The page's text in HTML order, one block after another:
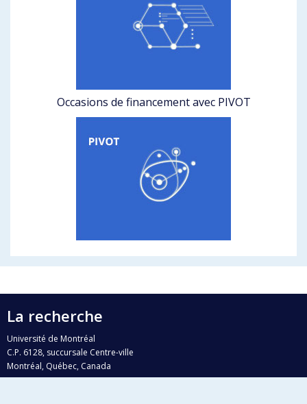
Occasions de financement avec PIVOT
La recherche
Université de Montréal
C.P. 6128, succursale Centre-ville
Montréal, Québec, Canada
H3C 3J7